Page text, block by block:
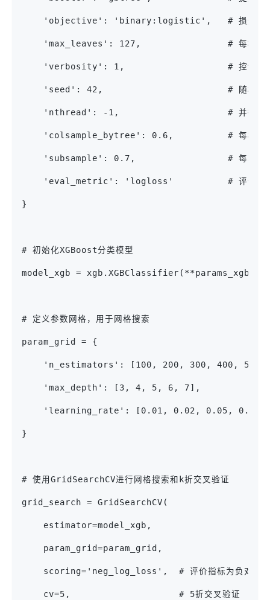
'objective': 'binary:logistic',   # 损失函数
'max_leaves': 127,                # 每棵树的
'verbosity': 1,                   # 控制
'seed': 42,                       # 随机种子
'nthread': -1,                    # 并行运算
'colsample_bytree': 0.6,          # 每棵树随
'subsample': 0.7,                 # 每次迭代
'eval_metric': 'logloss'          # 评价指
}
# 初始化XGBoost分类模型
model_xgb = xgb.XGBClassifier(**params_xgb)
# 定义参数网格，用于网格搜索
param_grid = {
'n_estimators': [100, 200, 300, 400, 500],
'max_depth': [3, 4, 5, 6, 7],
'learning_rate': [0.01, 0.02, 0.05, 0.1],
}
# 使用GridSearchCV进行网格搜索和k折交叉验证
grid_search = GridSearchCV(
    estimator=model_xgb,
    param_grid=param_grid,
scoring='neg_log_loss',  # 评价指标为负对数
    cv=5,                    # 5折交叉验证